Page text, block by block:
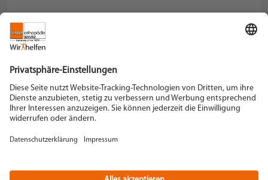
Schein Orthopädie Service KG
42897 Remscheid
Tel. +49 2191 910-0
remscheid[at]schein.de
YouTube